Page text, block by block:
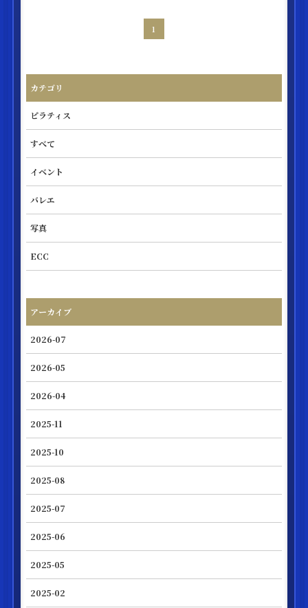
1
カテゴリ
ピラティス
すべて
イベント
バレエ
写真
ECC
アーカイブ
2026-07
2026-05
2026-04
2025-11
2025-10
2025-08
2025-07
2025-06
2025-05
2025-02